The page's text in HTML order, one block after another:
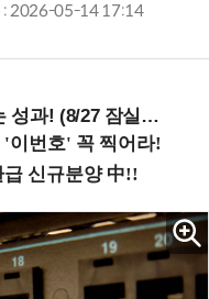
: 2026-05-14 17:14
과! (8/27 잠실역)